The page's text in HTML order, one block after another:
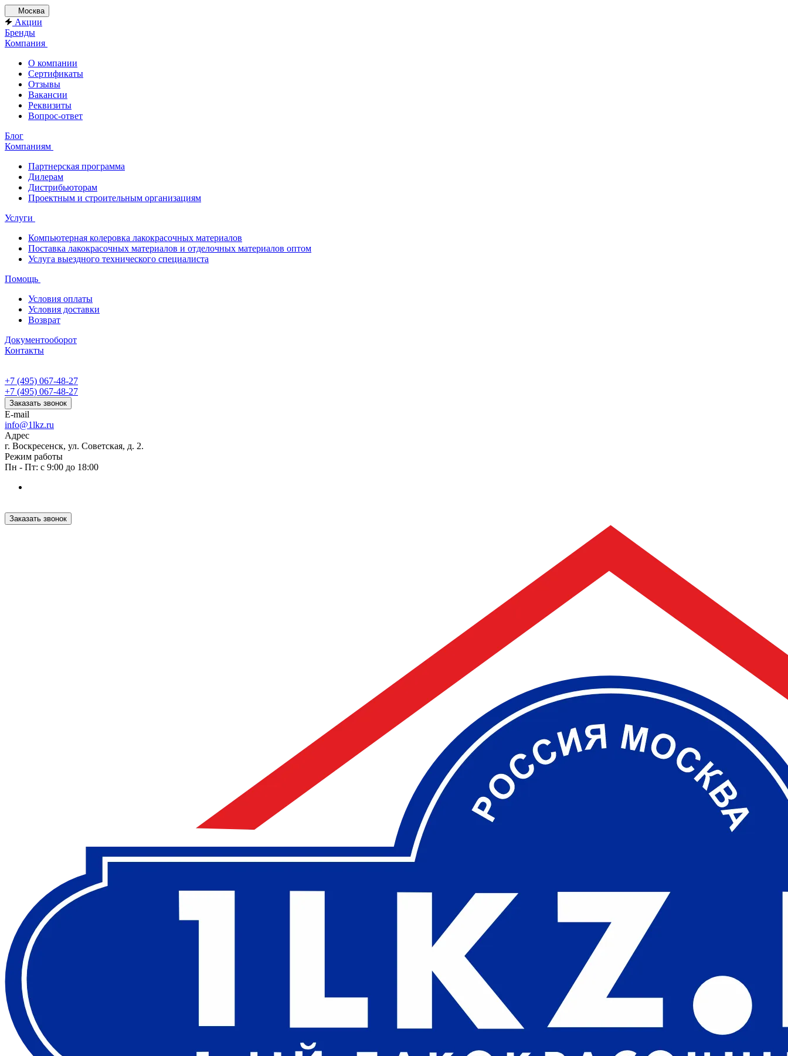
Москва
Акции
Бренды
Компания
О компании
Сертификаты
Отзывы
Вакансии
Реквизиты
Вопрос-ответ
Блог
Компаниям
Партнерская программа
Дилерам
Дистрибьюторам
Проектным и строительным организациям
Услуги
Компьютерная колеровка лакокрасочных материалов
Поставка лакокрасочных материалов и отделочных материалов оптом
Услуга выездного технического специалиста
Помощь
Условия оплаты
Условия доставки
Возврат
Документооборот
Контакты
+7 (495) 067-48-27
+7 (495) 067-48-27
Заказать звонок
E-mail
info@1lkz.ru
Адрес
г. Воскресенск, ул. Советская, д. 2.
Режим работы
Пн - Пт: с 9:00 до 18:00
Заказать звонок